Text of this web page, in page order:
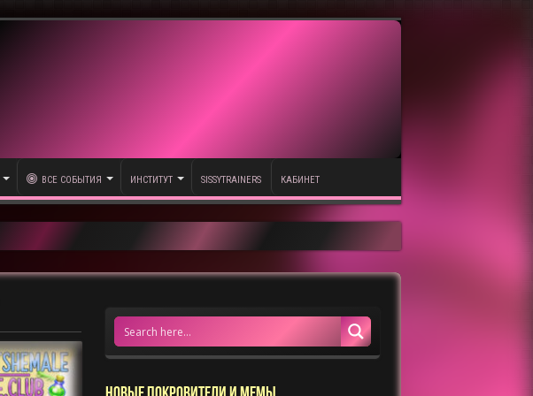
ВСЕ СОБЫТИЯ ИНСТИТУТ SISSYTRAINERS КАБИНЕТ